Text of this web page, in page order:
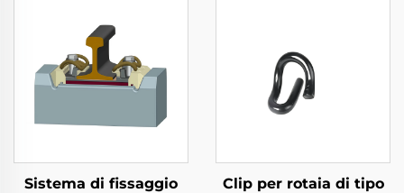
Sistema di fissaggio
Clip per rotaia di tipo